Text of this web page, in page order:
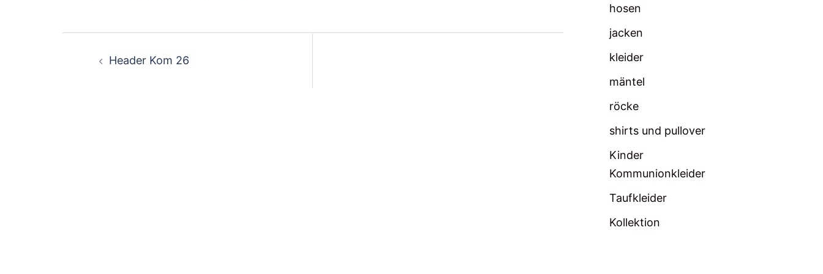
Header Kom 26
hosen
jacken
kleider
mäntel
röcke
shirts und pullover
Kinder
Kommunionkleider
Taufkleider
Kollektion